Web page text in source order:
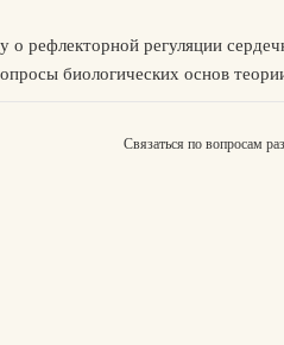
рефлекторной регуляции
биологических основ
Связаться по вопросам